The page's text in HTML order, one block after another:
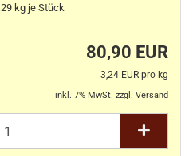
29kg je Stück
80,90 EUR
3,24 EUR pro kg
inkl. 7% MwSt. zzgl. Versand